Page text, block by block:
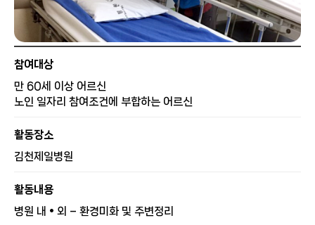
참여대상
만 60세 이상 어르신
노인 일자리 참여조건에 부합하는 어르신
활동장소
김천제일병원
활동내용
병원 내 • 외 – 환경미화 및 주변정리